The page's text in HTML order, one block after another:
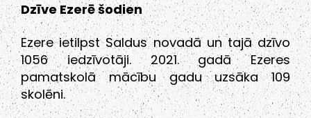
Dzīve Ezerē šodien
Ezere ietilpst Saldus novadā un tajā dzīvo
1056 iedzīvotāji. 2021. gadā Ezeres
pamatskolā mācību gadu uzsāka 109
skolēni.